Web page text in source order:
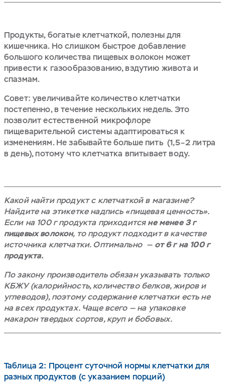
Продукты, богатые клетчаткой, полезны для
кишечника. Но слишком быстрое добавление
большого количества пищевых волокон может
привести к газообразованию, вздутию живота и
спазмам.
Совет: увеличивайте количество клетчатки
постепенно, в течение нескольких недель. Это
позволит естественной микрофлоре
пищеварительной системы адаптироваться к
изменениям. Не забывайте больше пить (1,5–2 литра
в день), потому что клетчатка впитывает воду.
Какой найти продукт с клетчаткой в магазине?
Найдите на этикетке надпись «пищевая ценность».
Если на 100 г продукта приходитсяне менее 3 г
пищевых волокон, то продукт подходит в качестве
источника клетчатки. Оптимально — от 6 г на 100 г
продукта.
По закону производитель обязан указывать только
КБЖУ (калорийность, количество белков, жиров и
углеводов), поэтому содержание клетчатки есть не
на всех продуктах. Чаще всего — на упаковке
макарон твердых сортов, круп и бобовых.
Таблица 2: Процент суточной нормы клетчатки для
разных продуктов (с указанием порций)